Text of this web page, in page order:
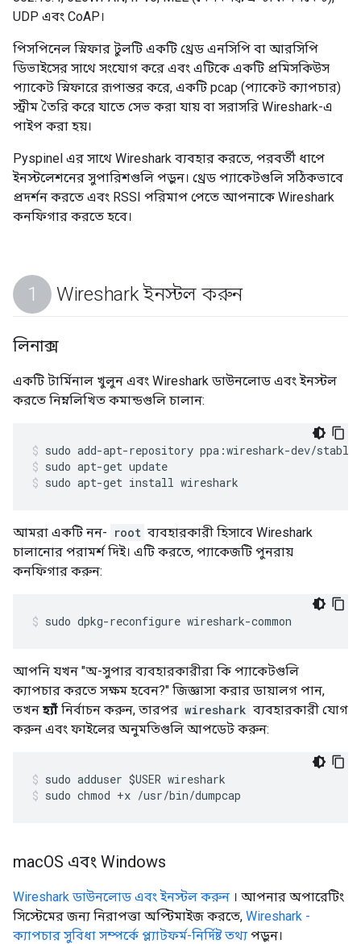
UDP এবং CoAP।
পিসপিনেল স্নিফার টুলটি একটি থ্রেড এনসিপি বা আরসিপি
ডিভাইসের সাথে সংযোগ করে এবং এটিকে একটি প্রমিসকিউস
প্যাকেট স্নিফারে রূপান্তর করে, একটি pcap (প্যাকেট ক্যাপচার)
স্ট্রীম তৈরি করে যাতে সেভ করা যায় বা সরাসরি Wireshark-এ
পাইপ করা হয়।
Pyspinel এর সাথে Wireshark ব্যবহার করতে, পরবর্তী ধাপে
ইনস্টলেশনের সুপারিশগুলি পড়ুন। থ্রেড প্যাকেটগুলি সঠিকভাবে
প্রদর্শন করতে এবং RSSI পরিমাপ পেতে আপনাকে Wireshark
কনফিগার করতে হবে।
Wireshark ইনস্টল করুন
লিনাক্স
একটি টার্মিনাল খুলুন এবং Wireshark ডাউনলোড এবং ইনস্টল
করতে নিম্নলিখিত কমান্ডগুলি চালান:
sudo add-apt-repository ppa:wireshark-dev/stable
sudo apt-get update
sudo apt-get install wireshark
আমরা একটি নন- root ব্যবহারকারী হিসাবে Wireshark
চালানোর পরামর্শ দিই। এটি করতে, প্যাকেজটি পুনরায়
কনফিগার করুন:
sudo dpkg-reconfigure wireshark-common
আপনি যখন "অ-সুপার ব্যবহারকারীরা কি প্যাকেটগুলি
ক্যাপচার করতে সক্ষম হবেন?" জিজ্ঞাসা করার ডায়ালগ পান,
তখন হ্যাঁ নির্বাচন করুন, তারপর wireshark ব্যবহারকারী যোগ
করুন এবং ফাইলের অনুমতিগুলি আপডেট করুন:
sudo adduser $USER wireshark
sudo chmod +x /usr/bin/dumpcap
macOS এবং Windows
Wireshark ডাউনলোড এবং ইনস্টল করুন । আপনার অপারেটিং
সিস্টেমের জন্য নিরাপত্তা অপ্টিমাইজ করতে, Wireshark -
ক্যাপচার সুবিধা সম্পর্কে প্ল্যাটফর্ম-নির্দিষ্ট তথ্য পড়ুন।